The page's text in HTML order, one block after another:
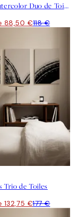
Neutral Watercolor Duo de Toiles
88,50 €118 €
Trio de Toiles
132,75 €177 €